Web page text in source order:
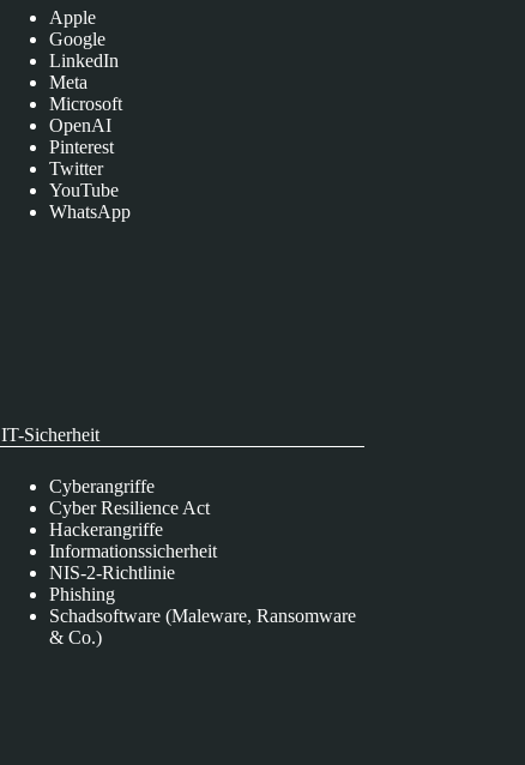
Apple
Google
LinkedIn
Meta
Microsoft
OpenAI
Pinterest
Twitter
YouTube
WhatsApp
IT-Sicherheit
Cyberangriffe
Cyber Resilience Act
Hackerangriffe
Informationssicherheit
NIS-2-Richtlinie
Phishing
Schadsoftware (Maleware, Ransomware
& Co.)